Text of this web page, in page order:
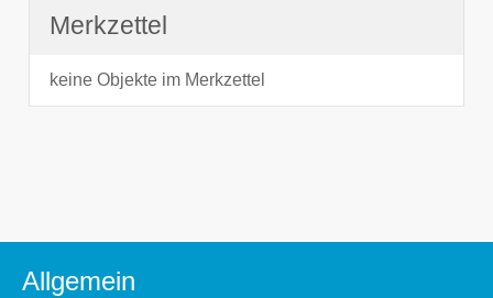
Merkzettel
keine Objekte im Merkzettel
Allgemein